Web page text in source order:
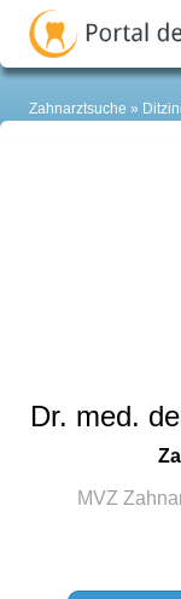
Zahnarztsuche
Dr. med.
MVZ